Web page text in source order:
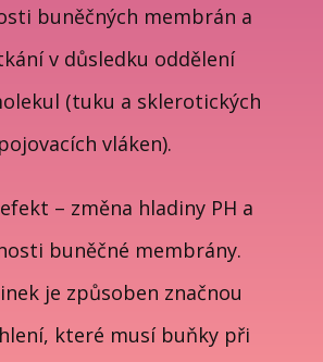
buněčných membrán a
v důsledku oddělení
(tuku a sklerotických
vláken).
– změna hladiny PH a
buněčné membrány.
je způsoben značnou
které musí buňky při